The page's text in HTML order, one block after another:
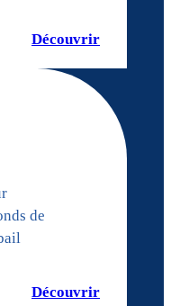
Découvrir
de
Découvrir